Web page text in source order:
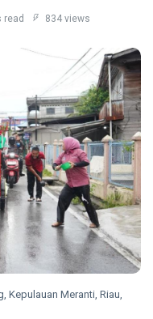
read 834 views
Kepulauan Meranti, Riau,